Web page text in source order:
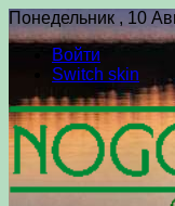
Понедельник , 10
Войти
Switch skin